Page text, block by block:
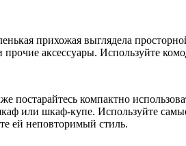
прихожая выглядела
аксессуары. Используйте
постарайтесь компактно
или шкаф-купе. Используйте
ей неповторимый стиль.